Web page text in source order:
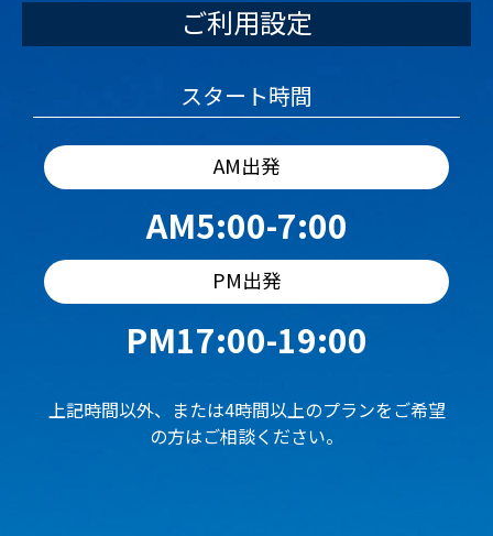
ご利用設定
スタート時間
AM出発
AM5:00-7:00
PM出発
PM17:00-19:00
上記時間以外、または4時間以上のプランをご希望
の方はご相談ください。